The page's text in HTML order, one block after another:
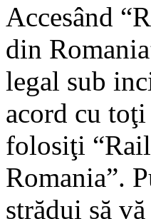
Accesând
din
legal sub
acord cu toţi
folosiţi
Romania”.
strădui să